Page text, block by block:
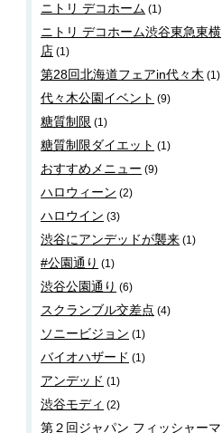
ニトリ デコホーム (1)
ニトリ デコホーム渋谷東急東横
店 (1)
第28回北海道フェアin代々木 (1)
代々木公園イベント (9)
糖質制限 (1)
糖質制限ダイエット (1)
おすすめメニュー (9)
ハロウィーン (2)
ハロウイン (3)
渋谷にアンデッドが襲来 (1)
#公園通り (1)
渋谷公園通り (6)
スクランブル交差点 (4)
ソニービジョン (1)
バイオハザード (1)
アンデッド (1)
渋谷モディ (2)
第２回ジャパン フィッシャーマ